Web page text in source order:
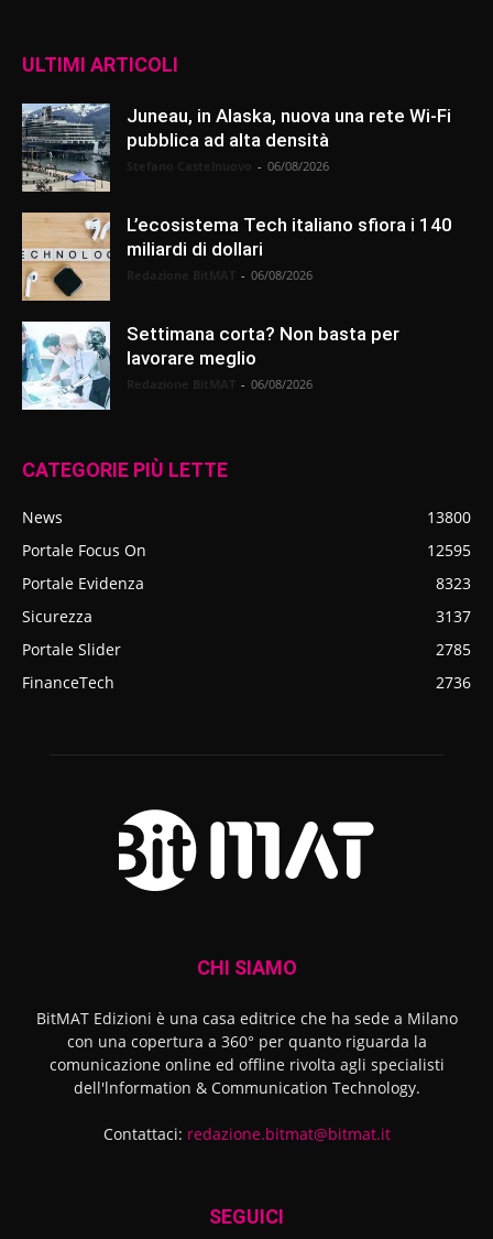
ULTIMI ARTICOLI
Juneau, in Alaska, nuova una rete Wi-Fi
pubblica ad alta densità
- 06/08/2026
L’ecosistema Tech italiano sfiora i 140
miliardi di dollari
- 06/08/2026
Settimana corta? Non basta per
lavorare meglio
- 06/08/2026
CATEGORIE PIÙ LETTE
News
13800
Portale Focus On
12595
Portale Evidenza
8323
Sicurezza
3137
Portale Slider
2785
FinanceTech
2736
CHI SIAMO
BitMAT Edizioni è una casa editrice che ha sede a Milano
con una copertura a 360° per quanto riguarda la
comunicazione online ed offline rivolta agli specialisti
dell'lnformation & Communication Technology.
Contattaci: redazione.bitmat@bitmat.it
SEGUICI